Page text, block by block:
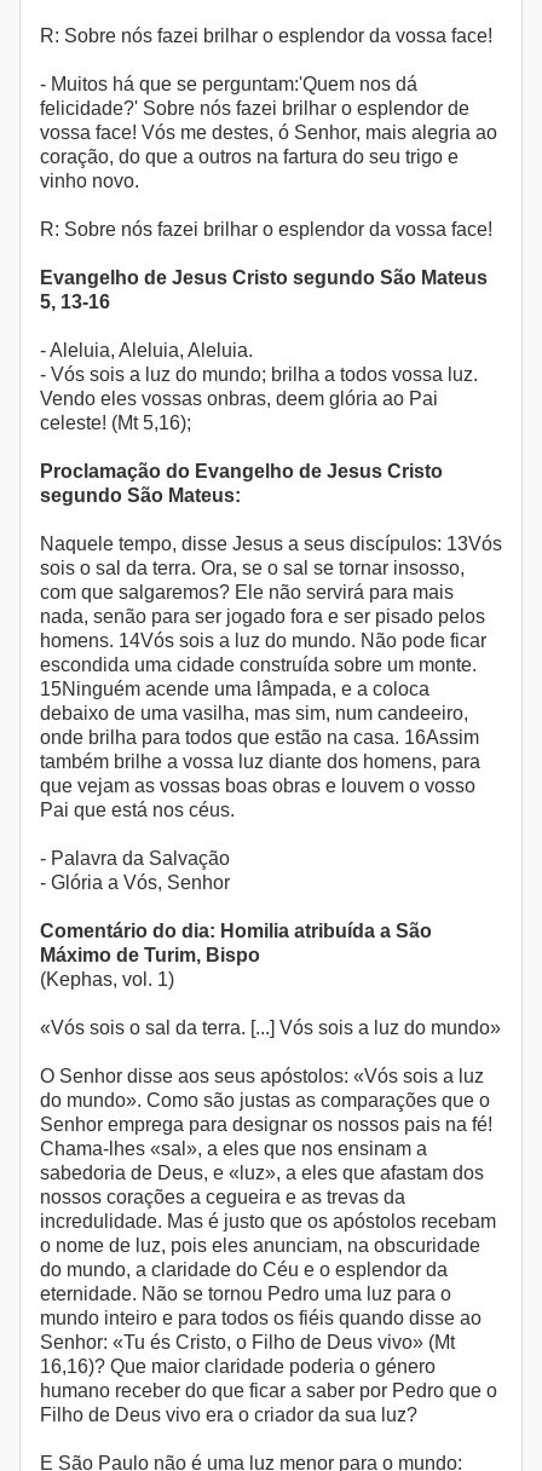
R: Sobre nós fazei brilhar o esplendor da vossa face!
- Muitos há que se perguntam:'Quem nos dá
felicidade?' Sobre nós fazei brilhar o esplendor de
vossa face! Vós me destes, ó Senhor, mais alegria ao
coração, do que a outros na fartura do seu trigo e
vinho novo.
R: Sobre nós fazei brilhar o esplendor da vossa face!
Evangelho de Jesus Cristo segundo São Mateus
5, 13-16
- Aleluia, Aleluia, Aleluia.
- Vós sois a luz do mundo; brilha a todos vossa luz.
Vendo eles vossas onbras, deem glória ao Pai
celeste! (Mt 5,16);
Proclamação do Evangelho de Jesus Cristo
segundo São Mateus:
Naquele tempo, disse Jesus a seus discípulos: 13Vós
sois o sal da terra. Ora, se o sal se tornar insosso,
com que salgaremos? Ele não servirá para mais
nada, senão para ser jogado fora e ser pisado pelos
homens. 14Vós sois a luz do mundo. Não pode ficar
escondida uma cidade construída sobre um monte.
15Ninguém acende uma lâmpada, e a coloca
debaixo de uma vasilha, mas sim, num candeeiro,
onde brilha para todos que estão na casa. 16Assim
também brilhe a vossa luz diante dos homens, para
que vejam as vossas boas obras e louvem o vosso
Pai que está nos céus.
- Palavra da Salvação
- Glória a Vós, Senhor
Comentário do dia: Homilia atribuída a São
Máximo de Turim, Bispo
(Kephas, vol. 1)
«Vós sois o sal da terra. [...] Vós sois a luz do mundo»
O Senhor disse aos seus apóstolos: «Vós sois a luz
do mundo». Como são justas as comparações que o
Senhor emprega para designar os nossos pais na fé!
Chama-lhes «sal», a eles que nos ensinam a
sabedoria de Deus, e «luz», a eles que afastam dos
nossos corações a cegueira e as trevas da
incredulidade. Mas é justo que os apóstolos recebam
o nome de luz, pois eles anunciam, na obscuridade
do mundo, a claridade do Céu e o esplendor da
eternidade. Não se tornou Pedro uma luz para o
mundo inteiro e para todos os fiéis quando disse ao
Senhor: «Tu és Cristo, o Filho de Deus vivo» (Mt
16,16)? Que maior claridade poderia o género
humano receber do que ficar a saber por Pedro que o
Filho de Deus vivo era o criador da sua luz?
E São Paulo não é uma luz menor para o mundo: